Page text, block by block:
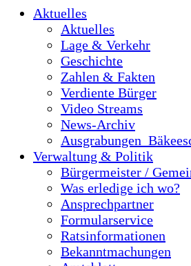
Aktuelles
Aktuelles
Lage & Verkehr
Geschichte
Zahlen & Fakten
Verdiente Bürger
Video Streams
News-Archiv
Verwaltung & Politik
Bürgermeister /
Was erledige ich wo?
Ansprechpartner
Formularservice
Ratsinformationen
Bekanntmachungen